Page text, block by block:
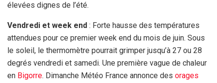
élevées dignes de l’été.
Vendredi et week end : Forte hausse des températures
attendues pour ce premier week end du mois de juin. Sous
le soleil, le thermomètre pourrait grimper jusqu’à 27 ou 28
degrés vendredi et samedi. Une première vague de chaleur
en Bigorre. Dimanche Météo France annonce des orages